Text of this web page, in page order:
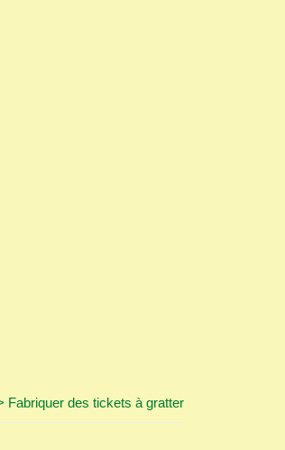
Fabriquer des tickets à gratter